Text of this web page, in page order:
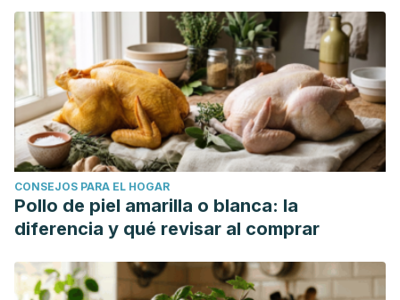
CONSEJOS PARA EL HOGAR
Pollo de piel amarilla o blanca: la
diferencia y qué revisar al comprar